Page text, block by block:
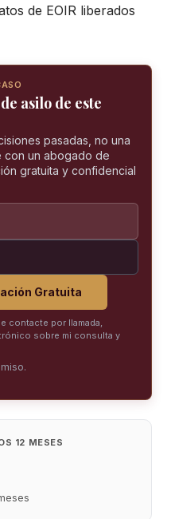
de EOIR liberados
asilo de este
pasadas, no una
con un abogado de
gratuita y confidencial
Gratuita
contacte por llamada,
sobre mi consulta y
12 MESES